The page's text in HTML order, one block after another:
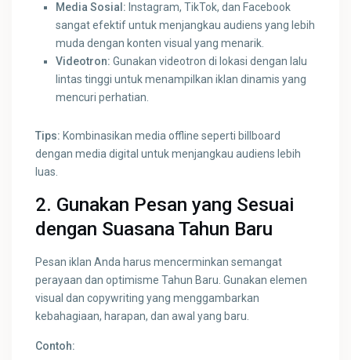
Media Sosial: Instagram, TikTok, dan Facebook
sangat efektif untuk menjangkau audiens yang lebih
muda dengan konten visual yang menarik.
Videotron: Gunakan videotron di lokasi dengan lalu
lintas tinggi untuk menampilkan iklan dinamis yang
mencuri perhatian.
Tips: Kombinasikan media offline seperti billboard
dengan media digital untuk menjangkau audiens lebih
luas.
2. Gunakan Pesan yang Sesuai
dengan Suasana Tahun Baru
Pesan iklan Anda harus mencerminkan semangat
perayaan dan optimisme Tahun Baru. Gunakan elemen
visual dan copywriting yang menggambarkan
kebahagiaan, harapan, dan awal yang baru.
Contoh: